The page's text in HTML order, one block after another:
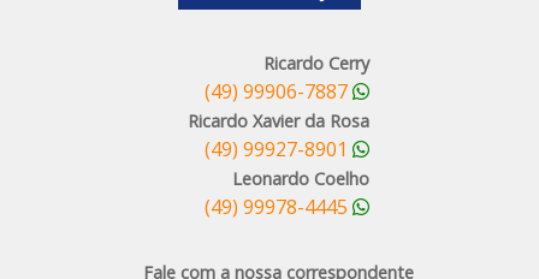
Ricardo Cerry
(49) 99906-7887
Ricardo Xavier da Rosa
(49) 99927-8901
Leonardo Coelho
(49) 99978-4445
Fale com a nossa correspondente